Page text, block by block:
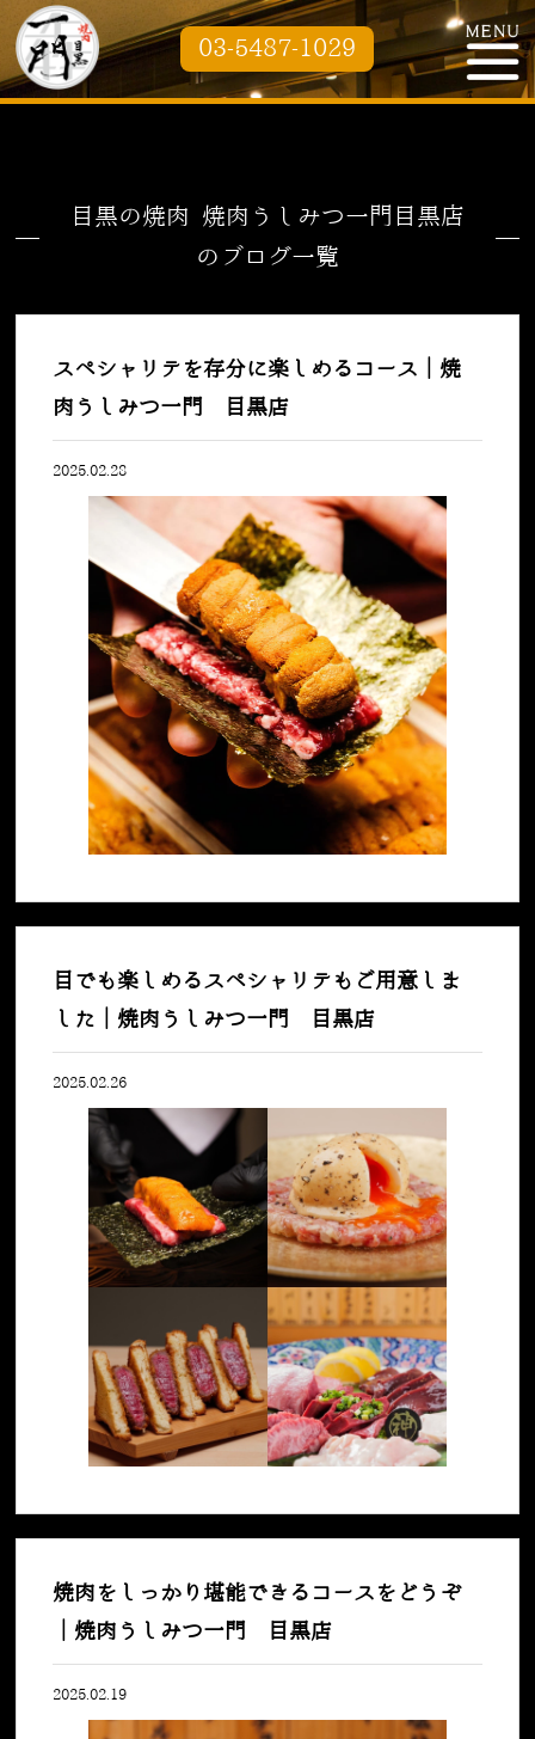
03-5487-1029
目黒の焼肉 焼肉うしみつ一門目黒店
のブログ一覧
スペシャリテを存分に楽しめるコース｜焼
肉うしみつ一門 目黒店
2025.02.28
目でも楽しめるスペシャリテもご用意しま
した｜焼肉うしみつ一門 目黒店
2025.02.26
焼肉をしっかり堪能できるコースをどうぞ
｜焼肉うしみつ一門 目黒店
2025.02.19